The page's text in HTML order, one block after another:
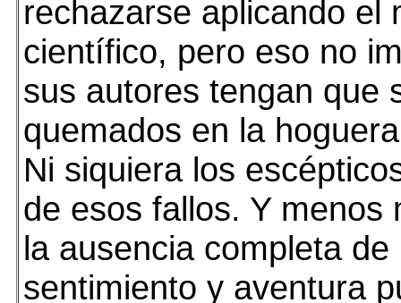
rechazarse aplicando el
científico, pero eso no
sus autores tengan que
quemados en la
Ni siquiera los
de esos fallos. Y menos
la ausencia completa de
sentimiento y aventura